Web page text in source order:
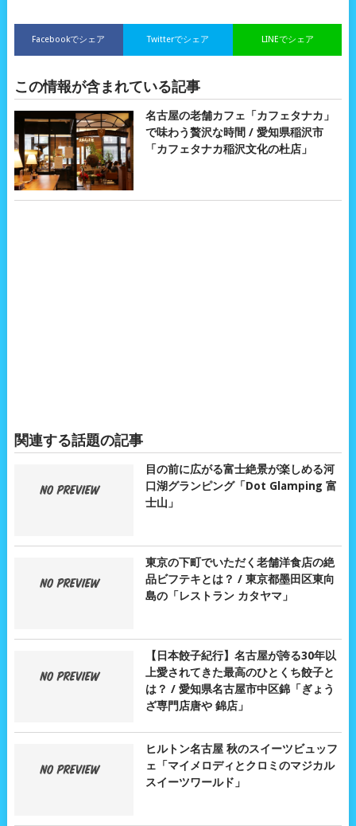
Facebookでシェア LINEでシェア
Twitterでシェア
この情報が含まれている記事
名古屋の老舗カフェ「カフェタナカ」
で味わう贅沢な時間 / 愛知県稲沢市
「カフェタナカ稲沢文化の杜店」
関連する話題の記事
目の前に広がる富士絶景が楽しめる河
口湖グランピング「Dot Glamping 富
士山」
東京の下町でいただく老舗洋食店の絶
品ビフテキとは？ / 東京都墨田区東向
島の「レストラン カタヤマ」
【日本餃子紀行】名古屋が誇る30年以
上愛されてきた最高のひとくち餃子と
は？ / 愛知県名古屋市中区錦「ぎょう
ざ専門店唐や 錦店」
ヒルトン名古屋 秋のスイーツビュッフ
ェ「マイメロディとクロミのマジカル
スイーツワールド」